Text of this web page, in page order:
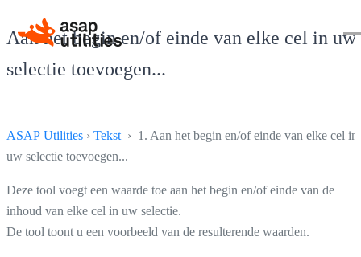
Aan het begin en/of einde van elke cel in uw
selectie toevoegen...
ASAP Utilities › Tekst › 1. Aan het begin en/of einde van elke cel in
uw selectie toevoegen...
Deze tool voegt een waarde toe aan het begin en/of einde van de
inhoud van elke cel in uw selectie.
De tool toont u een voorbeeld van de resulterende waarden.